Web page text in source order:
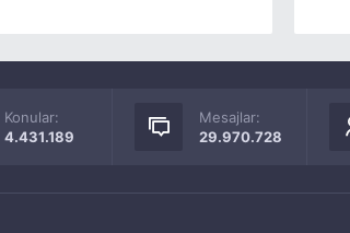
Konular:
4.431.189
Mesajlar:
29.970.728